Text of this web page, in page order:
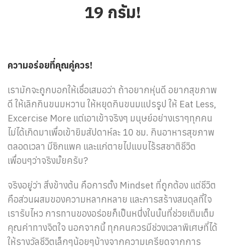
19 กรัม!
ความอร่อยที่คุณคู่ควร!
เรามักจะถูกบอกให้เชื่อเสมอว่า ถ้าอยากหุ่นดี อยากสุขภาพ
ดี ให้เลิกกินขนมหวาน ให้หยุดกินขนมแปรรูป ให้ Eat Less,
Excercise More แต่เอาเข้าจริงๆ มนุษย์อย่างเราๆทุกคน
ไม่ได้เกิดมาเพื่อเข้ายิมสัปดาห์ละ 10 ชม. กินอาหารสุขภาพ
ตลอดเวลา มีซิกแพค และแก่ตายไปแบบไร้รสชาติชีวิต
เพื่อนๆว่าจริงมั้ยครับ?
จริงอยู่ว่า สิ่งข้างต้น คือการตั้ง Mindset ที่ถูกต้อง แต่ชีวิต
คือส่วนผสมของความหลากหลาย และการสร้างสมดุลที่ใจ
เรารับไหว การทานของอร่อยก็เป็นหนึ่งในนั้นที่ช่วยเติมเต็ม
คุณค่าทางจิตใจ นอกจากนี้ ทุกคนควรมีช่วงเวลาพิเศษที่ได้
ให้รางวัลชีวิตเล็กๆน้อยๆบ้างจากความเครียดจากการ